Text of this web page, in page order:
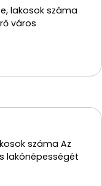
lakosok száma
város
száma Az
lakónépességét